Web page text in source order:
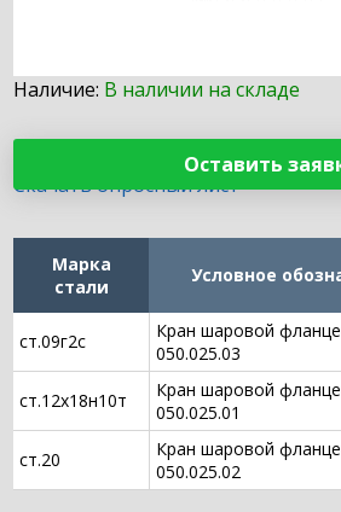
Наличие: В наличии на складе
Оставить
Скачать опросный лист
Марка
стали
Условное
ст.09г2с
Кран шаровой
050.025.03
ст.12х18н10т
Кран шаровой
050.025.01
ст.20
Кран шаровой
050.025.02